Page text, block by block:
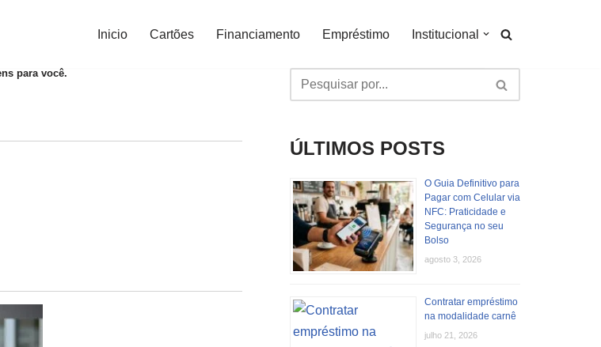
Inicio Cartões Financiamento Empréstimo Institucional
para você.
ÚLTIMOS POSTS
O Guia Definitivo para
Pagar com Celular via
NFC: Praticidade e
Segurança no seu
Bolso
agosto 3, 2026
Contratar empréstimo
na modalidade carnê
julho 21, 2026